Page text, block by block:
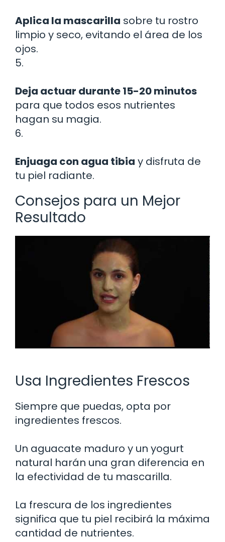
Aplica la mascarilla sobre tu rostro
limpio y seco, evitando el área de los
ojos.
5.
Deja actuar durante 15-20 minutos
para que todos esos nutrientes
hagan su magia.
6.
Enjuaga con agua tibia y disfruta de
tu piel radiante.
Consejos para un Mejor
Resultado
Usa Ingredientes Frescos
Siempre que puedas, opta por
ingredientes frescos.
Un aguacate maduro y un yogurt
natural harán una gran diferencia en
la efectividad de tu mascarilla.
La frescura de los ingredientes
significa que tu piel recibirá la máxima
cantidad de nutrientes.